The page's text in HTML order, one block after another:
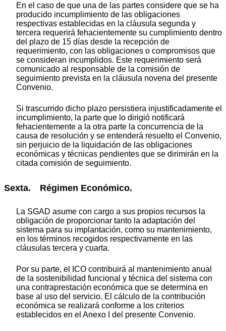
En el caso de que una de las partes considere que se ha
producido incumplimiento de las obligaciones
respectivas establecidas en la cláusula segunda y
tercera requerirá fehacientemente su cumplimiento dentro
del plazo de 15 días desde la recepción de
requerimiento, con las obligaciones o compromisos que
se consideran incumplidos. Este requerimiento será
comunicado al responsable de la comisión de
seguimiento prevista en la cláusula novena del presente
Convenio.
Si trascurrido dicho plazo persistiera injustificadamente el
incumplimiento, la parte que lo dirigió notificará
fehacientemente a la otra parte la concurrencia de la
causa de resolución y se entenderá resuelto el Convenio,
sin perjuicio de la liquidación de las obligaciones
económicas y técnicas pendientes que se dirimirán en la
citada comisión de seguimiento.
Sexta. Régimen Económico.
La SGAD asume con cargo a sus propios recursos la
obligación de proporcionar tanto la adaptación del
sistema para su implantación, como su mantenimiento,
en los términos recogidos respectivamente en las
cláusulas tercera y cuarta.
Por su parte, el ICO contribuirá al mantenimiento anual
de la sostenibilidad funcional y técnica del sistema con
una contraprestación económica que se determina en
base al uso del servicio. El cálculo de la contribución
económica se realizará conforme a los criterios
establecidos en el Anexo I del presente Convenio.